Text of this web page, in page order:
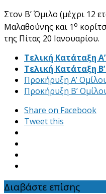
Στον Β’ Όμιλο (μέχρι 12
Μαλαθούνης και 1ο
της Πίτας 20 Ιανουαρίου.
Τελική Κατάταξη
Τελική Κατάταξη
Προκήρυξη Α’
Προκήρυξη Β’
Share on Facebook
Tweet this
Διαβάστε επίσης